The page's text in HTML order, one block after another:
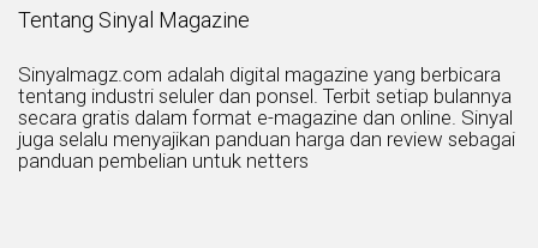
Tentang Sinyal Magazine
Sinyalmagz.com adalah digital magazine yang berbicara
tentang industri seluler dan ponsel. Terbit setiap bulannya
secara gratis dalam format e-magazine dan online. Sinyal
juga selalu menyajikan panduan harga dan review sebagai
panduan pembelian untuk netters